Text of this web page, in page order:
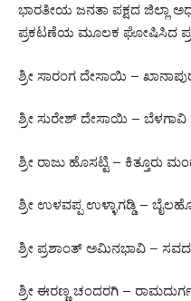
ಭಾರತೀಯ ಜನತಾ ಪಕ್ಷದ ಜಿಲ್ಲಾ
ಪ್ರಕಟಣೆಯ ಮೂಲಕ ಘೋಷಿಸಿದ
ಶ್ರೀ ಸಾರಂಗ ದೇಸಾಯಿ –
ಶ್ರೀ ಸುರೇಶ್ ದೇಸಾಯಿ –
ಶ್ರೀ ರಾಜು ಹೊಸಟ್ಟಿ – ಕಿತ್ತೂರು
ಶ್ರೀ ಉಳವಪ್ಪ ಉಳ್ಳಾಗಡ್ಡಿ –
ಶ್ರೀ ಪ್ರಶಾಂತ್ ಅಮಿನಭಾವಿ –
ಶ್ರೀ ಈರಣ್ಣ ಚಂದರಗಿ –